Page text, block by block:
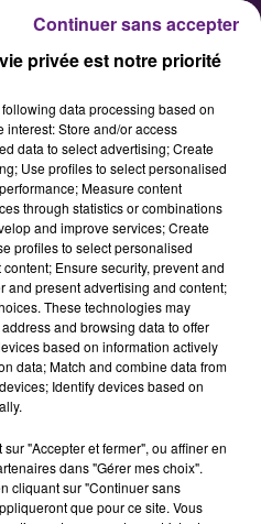
veut se
soir au Palais
Toulon
saison difficile
en autant de
n'ont plus
privée est notre priorité
data processing based on
Store and/or access
data to select advertising; Create
Use profiles to select personalised
Measure content
through statistics or combinations
and improve services; Create
profiles to select personalised
Ensure security, prevent and
and present advertising and content;
These technologies may
and browsing data to offer
based on information actively
data; Match and combine data from
Identify devices based on
"Accepter et fermer", ou affiner en
dans "Gérer mes choix".
cliquant sur "Continuer sans
que pour ce site. Vous
Continuer sans accepter